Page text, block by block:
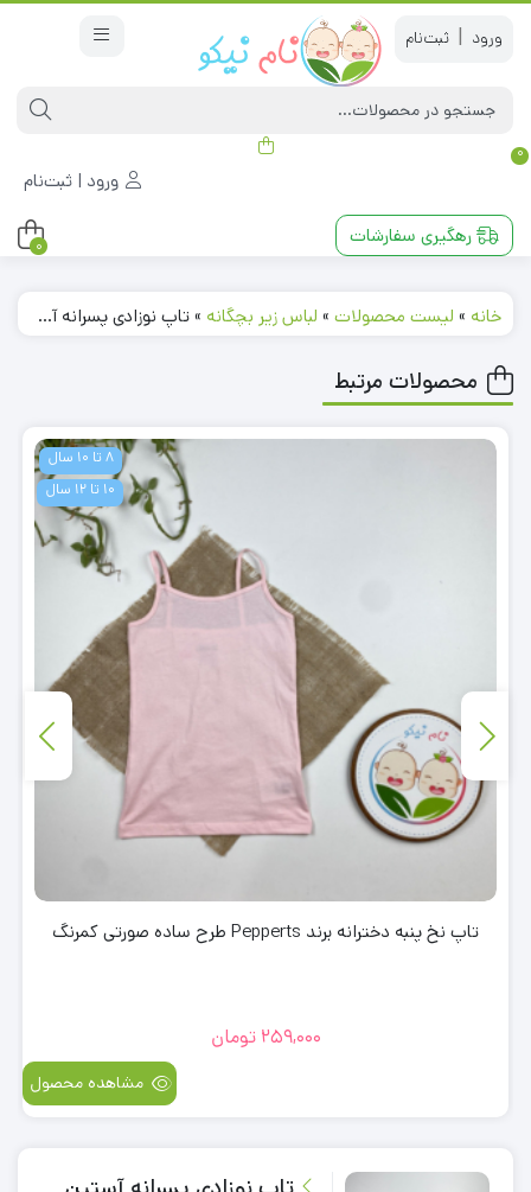
|
0
ورود | ثبت‌نام
رهگیری سفارشات 0
خانه » لیست محصولات » لباس زیر بچگانه »تاپ نوزادی پسرانه آستین بدون استین طرح مردعنکبوتی نارنجی رنگ – 12 تا 18 ماه
محصولات مرتبط
8 تا 10 سال
10 تا 12 سال
تاپ نخ پنبه دخترانه برند Pepperts طرح ساده صورتی کمرنگ
259,000 تومان
مشاهده محصول